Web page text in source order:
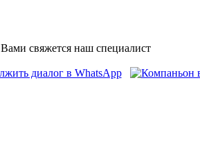
свяжется наш специалист